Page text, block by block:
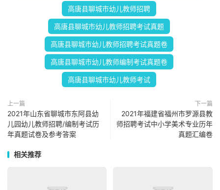
高唐县聊城市幼儿教师招聘
高唐县聊城市幼儿教师招聘考试真题
高唐县聊城市幼儿教师招聘考试真题卷
高唐县聊城市幼儿教师编制考试真题卷
高唐县聊城市幼儿教师考试
上一篇
2021年山东省聊城市东阿县幼
儿园幼儿教师招聘/编制考试历
年真题试卷及参考答案
下一篇
2021年福建省福州市罗源县教
师招聘考试中小学美术专业历年
真题汇编卷
相关推荐